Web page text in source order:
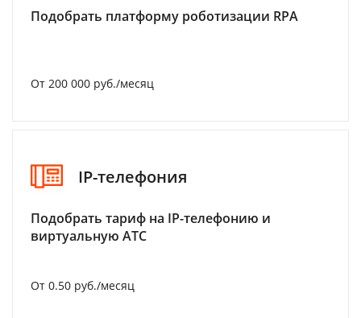
Подобрать платформу роботизации RPA
От 200 000 руб./месяц
IP-телефония
Подобрать тариф на IP-телефонию и
виртуальную АТС
От 0.50 руб./месяц